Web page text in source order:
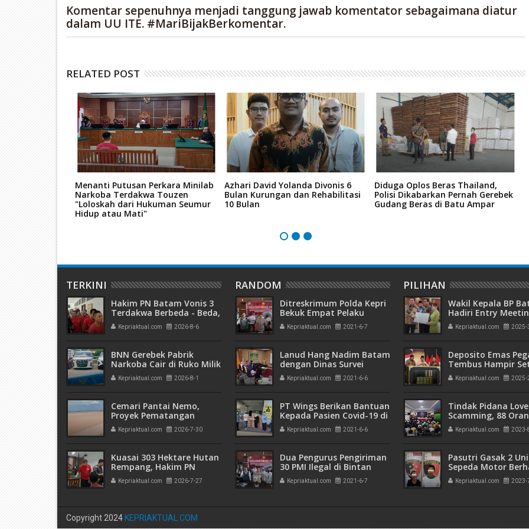
Komentar sepenuhnya menjadi tanggung jawab komentator sebagaimana diatur
dalam UU ITE. #MariBijakBerkomentar.
RELATED POST
Menanti Putusan Perkara Minilab
Narkoba Terdakwa Touzen
"Loloskah dari Hukuman Seumur
Hidup atau Mati"
Azhari David Yolanda Divonis 6
Bulan Kurungan dan Rehabilitasi
10 Bulan
Diduga Oplos Beras Thailand,
Polisi Dikabarkan Pernah Gerebek
Gudang Beras di Batu Ampar
TERKINI
Hakim PN Batam Vonis 3
Terdakwa Berbeda - Beda,
Fahrurazi Muazamsyah 8
Bulan, Azzah Azzurah dan
Bulan
Kepriaktual.com 2026-8-6
BNN Gerebek Pabrik
Narkoba Cair di Ruko Milik
AHr, Alphard Disita
Terdaftar Atas Nama PT
Kepriaktual.com 2026-8-1
Cemari Pantai Nemo,
Proyek Pematangan
Lahan Teluk Mata Ikan
Diduga Tidak Kantongi
Kepriaktual.com 2026-7-30
Kuasai 303 Hektare Hutan
Rempang, Hakim PN
Batam Vonis 6 Bulan
Penjara Terdakwa
Kepriaktual.com 2026-7-27
RANDOM
Ditreskrimum Polda Kepri
Bekuk Empat Pelaku
Jambret di Batam
Kepriaktual.com 2021-6-7
Lanud Hang Nadim Batam
dengan Dinas Survei
Lakukan Pemotretan
Udara
Kepriaktual.com 2021-6-6
PT Wings Berikan Bantuan
Kepada Pasien Covid-19 di
Asrama Haji
Kepriaktual.com 2021-6-6
Dua Pengurus Pengiriman
30 PMI Ilegal di Bintan
Diamankan Polda Kepri
Kepriaktual.com 2021-6-7
PILIHAN
Wakil Kepala BP
Hadiri Entry
Komitmen
Pengelolaan
Akuntabel
Kepriaktual.com 2025-
Deposito Emas
Tembus Hampir
Ton, Sehari Setelah
Presiden Resmikan
Kepriaktual.com 2025-
Tindak Pidana Love
Scamming, 88
Pelaku Ditangkap
Kepri dan Polisi
Kepriaktual.com 2023-
Pasutri Gasak 2
Sepeda Motor
Ringkus Polisi
Kepriaktual.com 2023-
Copyright 2024 KEPRIAKTUAL.COM